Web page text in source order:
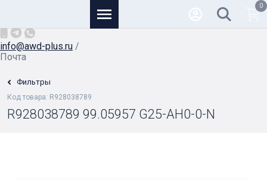
info@awd-plus.ru /
Почта
0
Фильтры
Код товара: R928038789
R928038789 99.05957 G25-AH0-0-N